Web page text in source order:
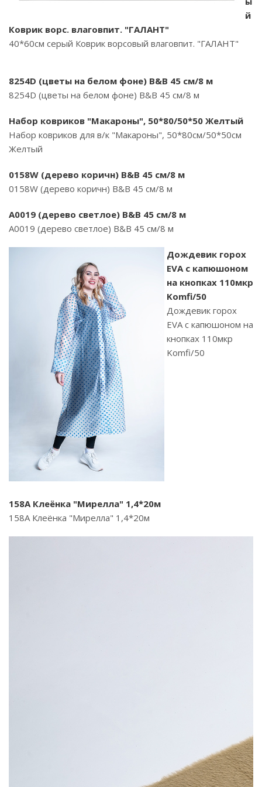
й
Коврик ворс. влаговпит. "ГАЛАНТ"
40*60см серый Коврик ворсовый влаговпит. "ГАЛАНТ"
8254D (цветы на белом фоне) B&B 45 см/8 м
8254D (цветы на белом фоне) B&B 45 см/8 м
Набор ковриков "Макароны", 50*80/50*50 Желтый
Набор ковриков для в/к "Макароны", 50*80см/50*50см
Желтый
0158W (дерево коричн) B&B 45 см/8 м
0158W (дерево коричн) B&B 45 см/8 м
A0019 (дерево светлое) B&B 45 см/8 м
A0019 (дерево светлое) B&B 45 см/8 м
Дождевик горох
EVA с капюшоном
на кнопках 110мкр
Komfi/50
Дождевик горох
EVA с капюшоном на
кнопках 110мкр
Komfi/50
158A Клеёнка "Мирелла" 1,4*20м
158A Клеёнка "Мирелла" 1,4*20м